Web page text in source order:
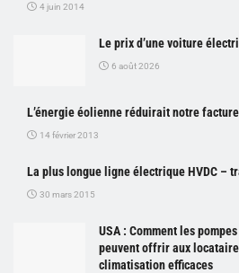
4 juin 2014
Le prix d’une voiture
6 août 2026
L’énergie éolienne réduirait notre
14 février 2013
La plus longue ligne électrique HVDC –
30 mars 2015
USA : Comment les
peuvent offrir aux
climatisation efficaces